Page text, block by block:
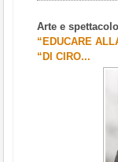
Arte e spettacolo
“EDUCARE
“DI CIRO...